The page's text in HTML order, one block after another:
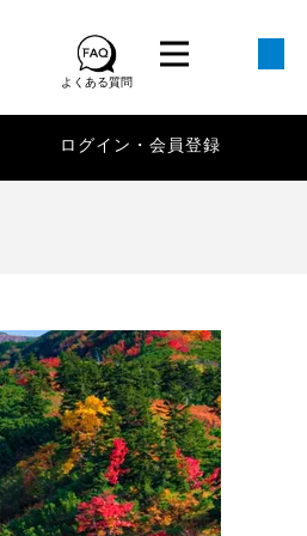
よくある質問
ログイン・会員登録